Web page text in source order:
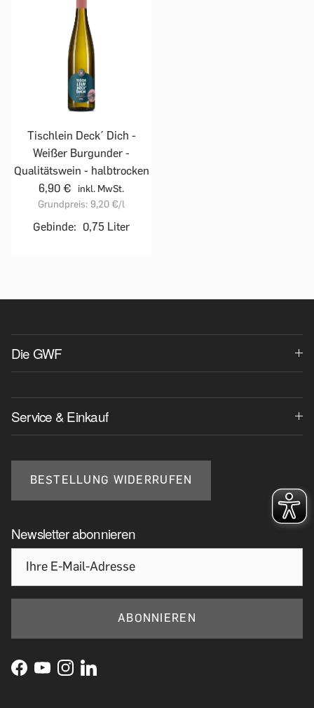
Tischlein Deck´ Dich -
Weißer Burgunder -
Qualitätswein - halbtrocken
6,90 €
inkl. MwSt.
Grundpreis: 9,20 €/l
Gebinde: 0,75 Liter
Die GWF
Service & Einkauf
BESTELLUNG WIDERRUFEN
Newsletter abonnieren
ABONNIEREN